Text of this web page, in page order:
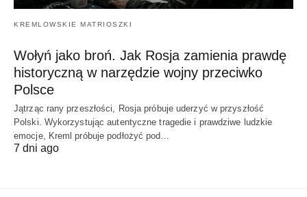
KREMLOWSKIE MATRIOSZKI
Wołyń jako broń. Jak Rosja zamienia prawdę
historyczną w narzędzie wojny przeciwko
Polsce
Jątrząc rany przeszłości, Rosja próbuje uderzyć w przyszłość
Polski. Wykorzystując autentyczne tragedie i prawdziwe ludzkie
emocje, Kreml próbuje podłożyć pod…
7 dni ago